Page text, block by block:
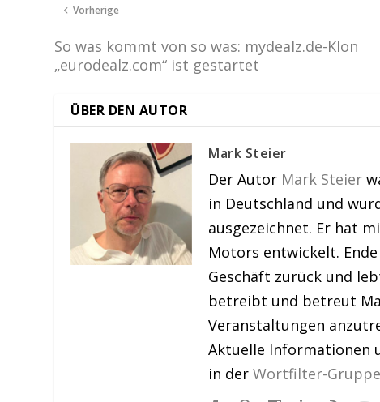
Vorherige
So was kommt von so was: mydealz.de-Klon
„eurodealz.com“ ist gestartet
ÜBER DEN AUTOR
Mark Steier
Der Autor Mark Steier
in Deutschland und
ausgezeichnet. Er hat
Motors entwickelt.
Geschäft zurück und
betreibt und betreut
Veranstaltungen
Aktuelle Informationen
in derWortfilter-